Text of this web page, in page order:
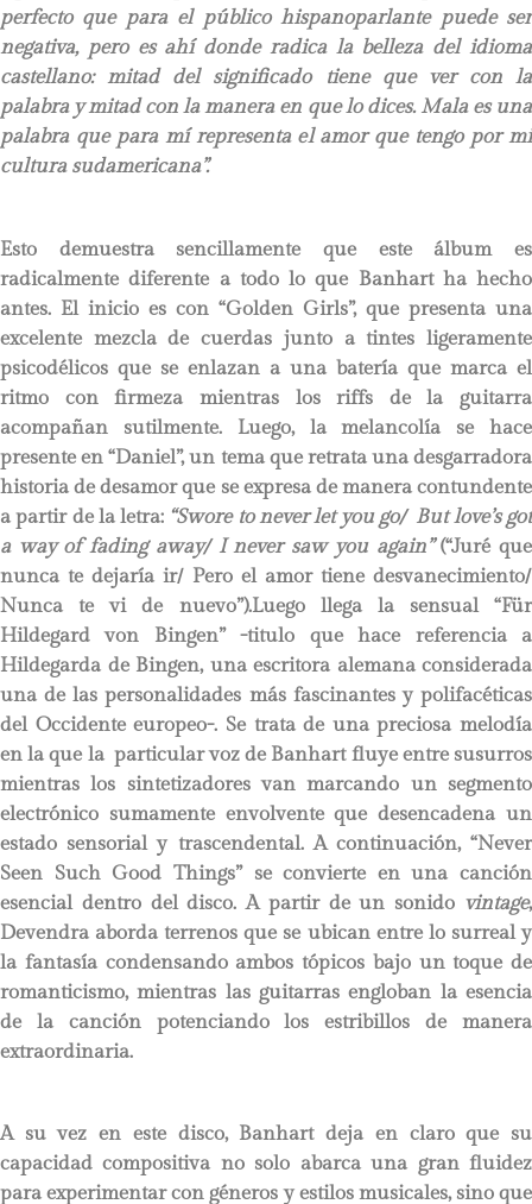
perfecto que para el público hispanoparlante puede ser
negativa, pero es ahí donde radica la belleza del idioma
castellano: mitad del significado tiene que ver con la
palabra y mitad con la manera en que lo dices. Mala es una
palabra que para mí representa el amor que tengo por mi
cultura sudamericana”.
Esto demuestra sencillamente que este álbum es
radicalmente diferente a todo lo que Banhart ha hecho
antes. El inicio es con “Golden Girls”, que presenta una
excelente mezcla de cuerdas junto a tintes ligeramente
psicodélicos que se enlazan a una batería que marca el
ritmo con firmeza mientras los riffs de la guitarra
acompañan sutilmente. Luego, la melancolía se hace
presente en “Daniel”, un tema que retrata una desgarradora
historia de desamor que se expresa de manera contundente
a partir de la letra: “Swore to never let you go/ But love’s got
a way of fading away/ I never saw you again”(“Juré que
nunca te dejaría ir/ Pero el amor tiene desvanecimiento/
Nunca te vi de nuevo”).Luego llega la sensual “Für
Hildegard von Bingen” -titulo que hace referencia a
Hildegarda de Bingen, una escritora alemana considerada
una de las personalidades más fascinantes y polifacéticas
del Occidente europeo-. Se trata de una preciosa melodía
en la que la particular voz de Banhart fluye entre susurros
mientras los sintetizadores van marcando un segmento
electrónico sumamente envolvente que desencadena un
estado sensorial y trascendental. A continuación, “Never
Seen Such Good Things” se convierte en una canción
esencial dentro del disco. A partir de un sonido vintage,
Devendra aborda terrenos que se ubican entre lo surreal y
la fantasía condensando ambos tópicos bajo un toque de
romanticismo, mientras las guitarras engloban la esencia
de la canción potenciando los estribillos de manera
extraordinaria.
A su vez en este disco, Banhart deja en claro que su
capacidad compositiva no solo abarca una gran fluidez
para experimentar con géneros y estilos musicales, sino que